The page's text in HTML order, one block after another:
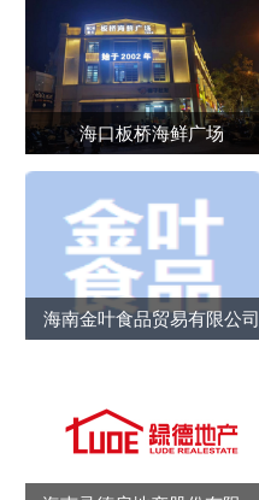
海口板桥海鲜广场
海南金叶食品贸易有限公司